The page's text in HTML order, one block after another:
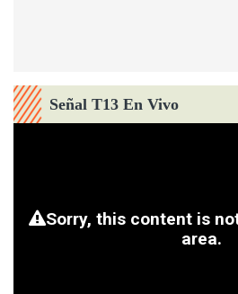
Señal T13 En Vivo